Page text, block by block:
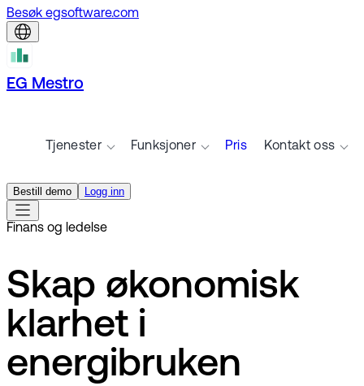
Besøk egsoftware.com
EG Mestro
Tjenester Funksjoner Pris Kontakt oss
Bestill demo Logg inn
Finans og ledelse
Skap økonomisk
klarhet i
energibruken